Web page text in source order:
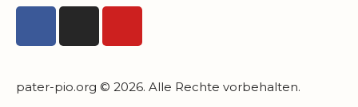
pater-pio.org © 2026. Alle Rechte vorbehalten.